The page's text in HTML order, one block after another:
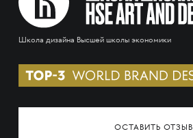
Школа дизайна Высшей школы экономики
ОСТАВИТЬ ОТЗЫВ